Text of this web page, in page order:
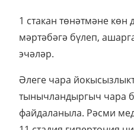
Ризык эшкәртелү
яхшырту өчен, тын
юллары авыруларыннан
порошок рәвешендә дә,